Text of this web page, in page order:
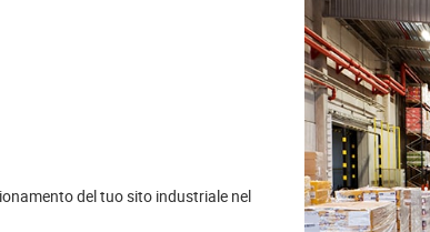
del tuo sito industriale nel